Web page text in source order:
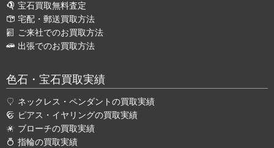
宝石買取無料査定
宅配・郵送買取方法
ご来社でのお買取方法
出張でのお買取方法
色石・宝石買取実績
ネックレス・ペンダントの買取実績
ピアス・イヤリングの買取実績
ブローチの買取実績
指輪の買取実績